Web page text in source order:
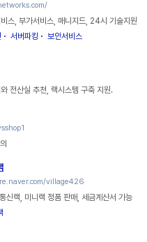
스, 부가서비스, 매니지드, 24시 기술지원
서버파킹 보안서비스
전산실 추천, 랙시스템 구축 지원.
village426
랙, 미니랙 정품 판매, 세금계산서 가능